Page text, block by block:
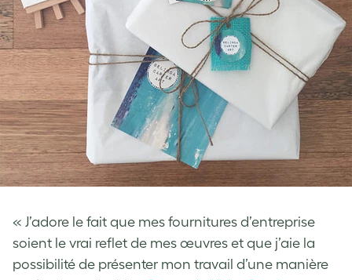
« J’adore le fait que mes fournitures d’entreprise
soient le vrai reflet de mes œuvres et que j’aie la
possibilité de présenter mon travail d’une manière